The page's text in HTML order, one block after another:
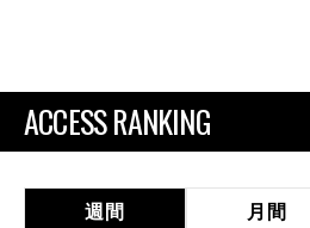
ACCESS RANKING
週間 月間